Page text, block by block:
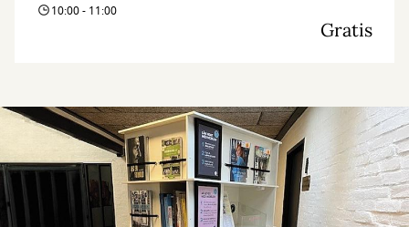
10:00 - 11:00
Gratis